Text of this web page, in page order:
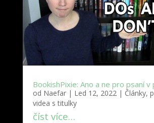
BookishPixie: Ano a ne pro psaní
od Naefar| Led 12, 2022 | Články,
videa s titulky
číst více…